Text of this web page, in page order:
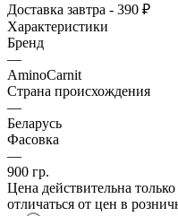
Доставка завтра - 390 ₽
Характеристики
Бренд
—
AminoCarnit
Страна происхождения
—
Беларусь
Фасовка
—
900 гр.
Цена действительна
отличаться от цен в